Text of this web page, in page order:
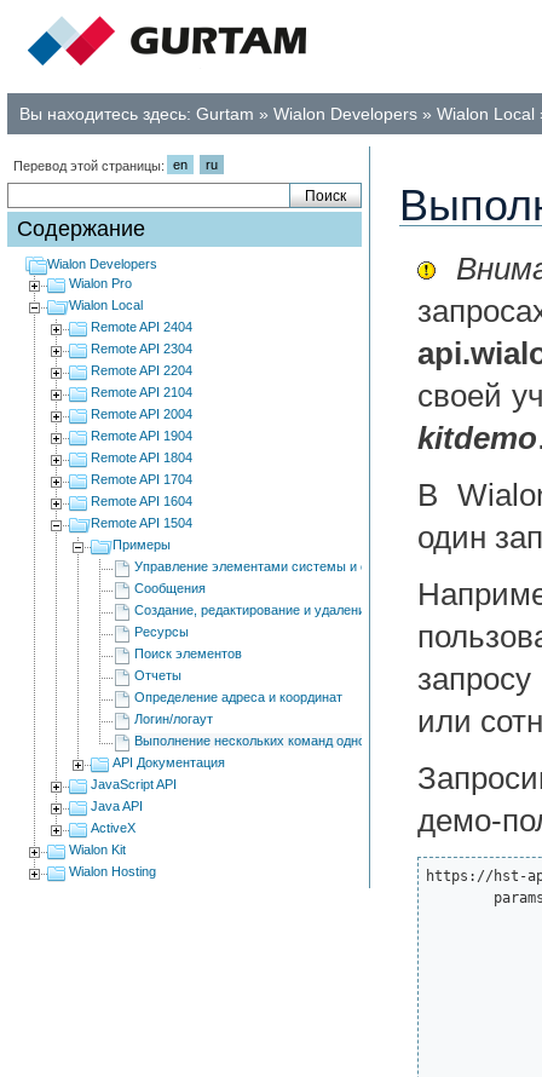
Вы находитесь здесь: Gurtam » Wialon Developers » Wialon Local
Перевод этой страницы: en ru
Содержание
Wialon Developers
Wialon Pro
Wialon Local
Remote API 2404
Remote API 2304
Remote API 2204
Remote API 2104
Remote API 2004
Remote API 1904
Remote API 1804
Remote API 1704
Remote API 1604
Remote API 1504
Примеры
Управление элементами системы и событиями
Сообщения
Создание, редактирование и удаление элементов
Ресурсы
Поиск элементов
Отчеты
Определение адреса и координат
Логин/логаут
Выполнение нескольких команд одновременно
API Документация
JavaScript API
Java API
ActiveX
Wialon Kit
Wialon Hosting
своей
kitdemo
В
один
или
демо-
https://hst-